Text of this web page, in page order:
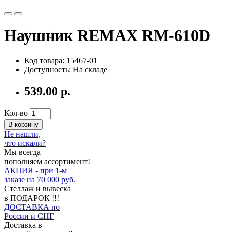
Наушник REMAX RM-610D
Код товара: 15467-01
Доступность: На складе
539.00 р.
Кол-во
В корзину
Не нашли,
что искали?
Мы всегда
пополняем ассортимент!
АКЦИЯ - при 1-м
заказе на 70 000 руб.
Стеллаж и вывеска
в ПОДАРОК !!!
ДОСТАВКА по
России и СНГ
Доставка в